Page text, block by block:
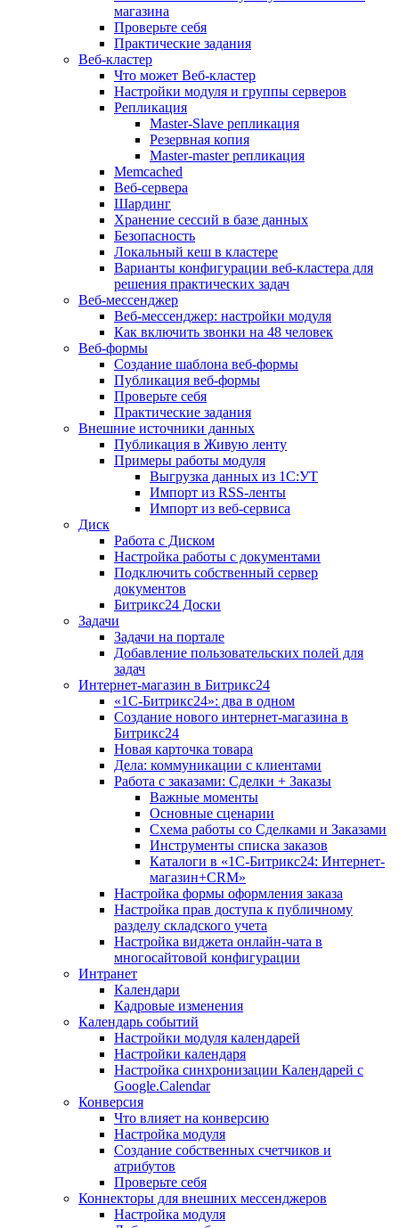
магазина
Проверьте себя
Практические задания
Веб-кластер
Что может Веб-кластер
Настройки модуля и группы серверов
Репликация
Master-Slave репликация
Резервная копия
Master-master репликация
Memcached
Веб-сервера
Шардинг
Хранение сессий в базе данных
Безопасность
Локальный кеш в кластере
Варианты конфигурации веб-кластера для
решения практических задач
Веб-мессенджер
Веб-мессенджер: настройки модуля
Как включить звонки на 48 человек
Веб-формы
Создание шаблона веб-формы
Публикация веб-формы
Проверьте себя
Практические задания
Внешние источники данных
Публикация в Живую ленту
Примеры работы модуля
Выгрузка данных из 1С:УТ
Импорт из RSS-ленты
Импорт из веб-сервиса
Диск
Работа с Диском
Настройка работы с документами
Подключить собственный сервер
документов
Битрикс24 Доски
Задачи
Задачи на портале
Добавление пользовательских полей для
задач
Интернет-магазин в Битрикс24
«1С-Битрикс24»: два в одном
Создание нового интернет-магазина в
Битрикс24
Новая карточка товара
Дела: коммуникации с клиентами
Работа с заказами: Сделки + Заказы
Важные моменты
Основные сценарии
Схема работы со Сделками и Заказами
Инструменты списка заказов
Каталоги в «1С-Битрикс24: Интернет-
магазин+CRM»
Настройка формы оформления заказа
Настройка прав доступа к публичному
разделу складского учета
Настройка виджета онлайн-чата в
многосайтовой конфигурации
Интранет
Календари
Кадровые изменения
Календарь событий
Настройки модуля календарей
Настройки календаря
Настройка синхронизации Календарей с
Google.Calendar
Конверсия
Что влияет на конверсию
Настройка модуля
Создание собственных счетчиков и
атрибутов
Проверьте себя
Коннекторы для внешних мессенджеров
Настройка модуля